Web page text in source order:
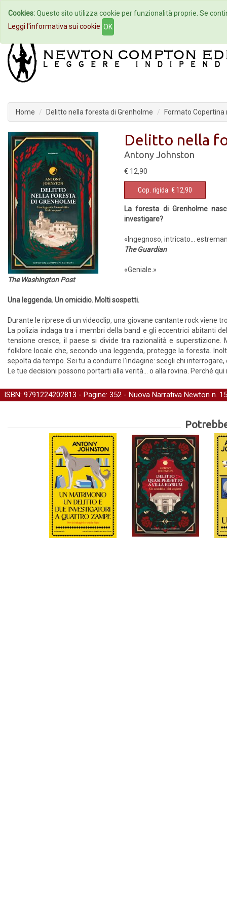
Home Autori Eventi
Home Delitto nella foresta di Grenholme Formato Copertina
Delitto nella
Antony Johnston
€ 12,90
Cop. rigida € 12,90
La foresta di Grenholme
investigare?
«Ingegnoso, intricato...
The Guardian
«Geniale.»
The Washington Post
Una leggenda. Un omicidio. Molti sospetti.
Durante le riprese di un videoclip, una giovane cantante rock viene
La polizia indaga tra i membri della band e gli eccentrici abitanti
tensione cresce, il paese si divide tra razionalità e superstizione.
folklore locale che, secondo una leggenda, protegge la foresta.
sepolta da tempo. Sei tu a condurre l’indagine: scegli chi
Le tue decisioni possono portarti alla verità... o alla rovina. Perché
ISBN: 9791224202813 - Pagine: 352 - Nuova Narrativa Newton n.
Cookies:Questo sito utilizza cookie per funzionalità proprie. Se
Leggi l'informativa sui cookie OK